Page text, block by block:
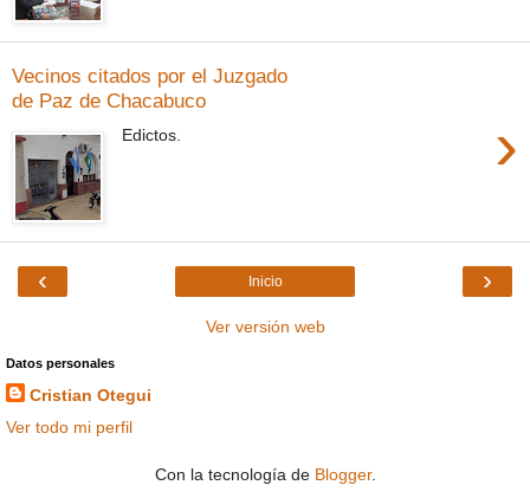
Vecinos citados por el Juzgado
de Paz de Chacabuco
›
Edictos.
‹ ›
Inicio
Ver versión web
Datos personales
Cristian Otegui
Ver todo mi perfil
Con la tecnología de Blogger.